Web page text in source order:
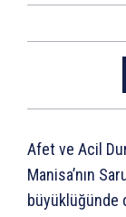
Afet ve Acil
Manisa’nın
büyüklüğünde